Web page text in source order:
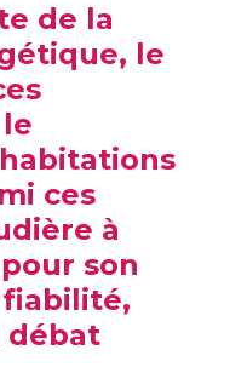
de la
le
ces
à
son
débat